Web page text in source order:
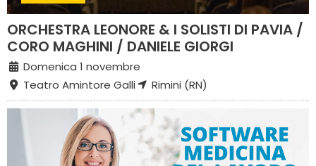
ORCHESTRA LEONORE & I SOLISTI DI PAVIA /
CORO MAGHINI / DANIELE GIORGI
Domenica 1 novembre
Teatro Amintore Galli
Rimini (RN)